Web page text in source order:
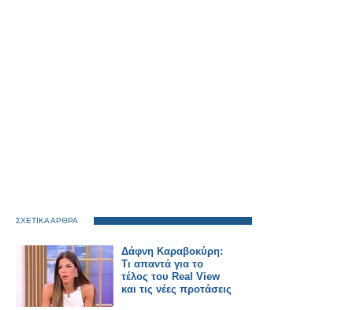
ΣΧΕΤΙΚΑ ΑΡΘΡΑ
Δάφνη Καραβοκύρη:
Τι απαντά για το
τέλος του Real View
και τις νέες προτάσεις